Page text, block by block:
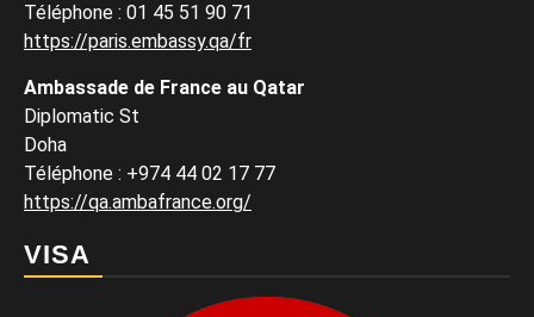
Téléphone : 01 45 51 90 71
https://paris.embassy.qa/fr
Ambassade de France au Qatar
Diplomatic St
Doha
Téléphone : +974 44 02 17 77
https://qa.ambafrance.org/
VISA